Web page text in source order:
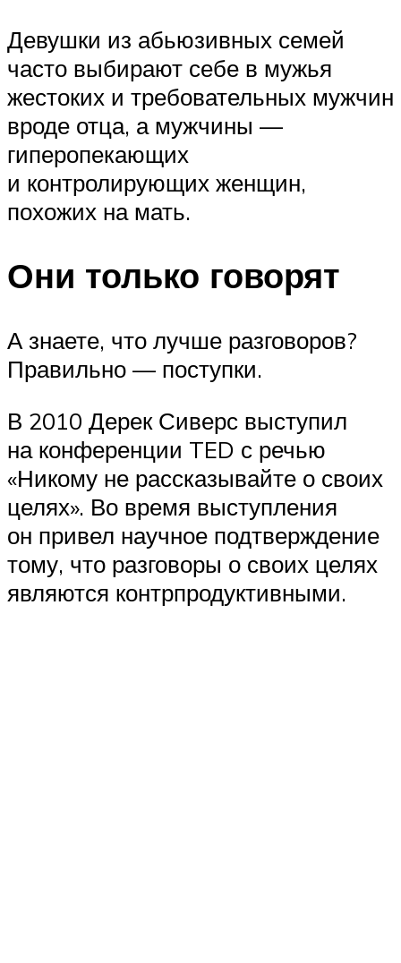
Девушки из абьюзивных семей
часто выбирают себе в мужья
жестоких и требовательных мужчин
вроде отца, а мужчины —
гиперопекающих
и контролирующих женщин,
похожих на мать.
Они только говорят
А знаете, что лучше разговоров?
Правильно — поступки.
В 2010 Дерек Сиверс выступил
на конференции TED с речью
«Никому не рассказывайте о своих
целях». Во время выступления
он привел научное подтверждение
тому, что разговоры о своих целях
являются контрпродуктивными.